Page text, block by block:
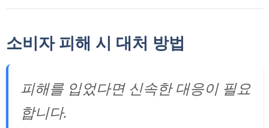
소비자 피해 시 대처 방법
피해를 입었다면 신속한 대응이 필요
합니다.